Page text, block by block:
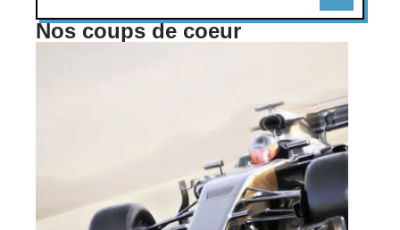
Nos coups de coeur